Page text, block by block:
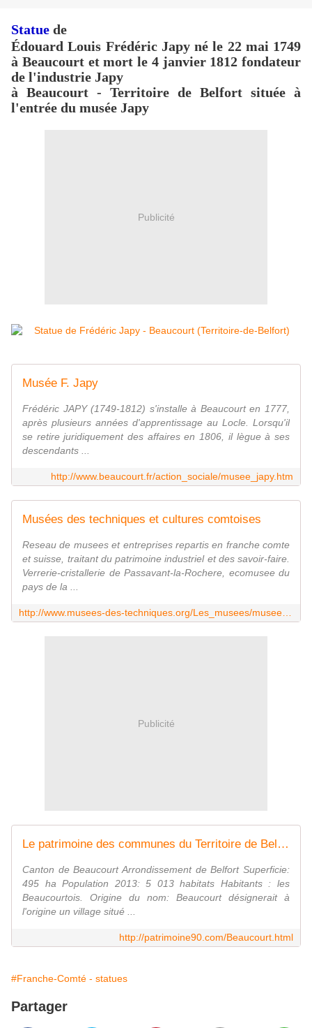
Statue de
Édouard Louis Frédéric Japy né le 22 mai 1749
à Beaucourt et mort le 4 janvier 1812 fondateur
de l'industrie Japy
à Beaucourt - Territoire de Belfort située à
l'entrée du musée Japy
Publicité
Musée F. Japy
Frédéric JAPY (1749-1812) s'installe à Beaucourt en 1777,
après plusieurs années d'apprentissage au Locle. Lorsqu'il
se retire juridiquement des affaires en 1806, il lègue à ses
descendants ...
http://www.beaucourt.fr/action_sociale/musee_japy.htm
Musées des techniques et cultures comtoises
Reseau de musees et entreprises repartis en franche comte
et suisse, traitant du patrimoine industriel et des savoir-faire.
Verrerie-cristallerie de Passavant-la-Rochere, ecomusee du
pays de la ...
Publicité
Le patrimoine des communes du Territoire de Belfort
Canton de Beaucourt Arrondissement de Belfort Superficie:
495 ha Population 2013: 5 013 habitats Habitants : les
Beaucourtois. Origine du nom: Beaucourt désignerait à
l'origine un village situé ...
http://patrimoine90.com/Beaucourt.html
#Franche-Comté - statues
Partager